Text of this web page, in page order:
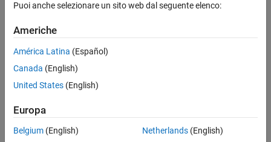
Con un approccio Model-Based Design, un modello di sistema viene
progettazione, implementazione e test. È possibile simulare il modello
in qualsiasi fase per ottenere una visione istantanea del
senza rischi, senza ritardi e senza bisogno di hardware costosi.
Puoi anche selezionare un sito web dal seguente elenco:
Americhe
América Latina (Español)
Canada (English)
United States (English)
Europa
Belgium (English)
Netherlands(English)